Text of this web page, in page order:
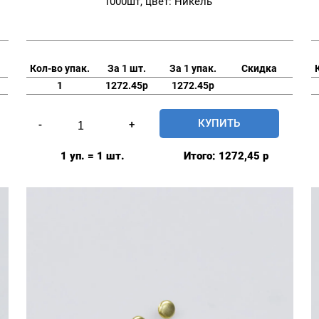
Кол-во упак. За 1 шт. За 1 упак.
Скидка
1
1272.45р 1272.45р
-
товара
Хольнитены
6*6
+ КУПИТЬ
1 уп. = 1 шт. Итого: 1272,45 р